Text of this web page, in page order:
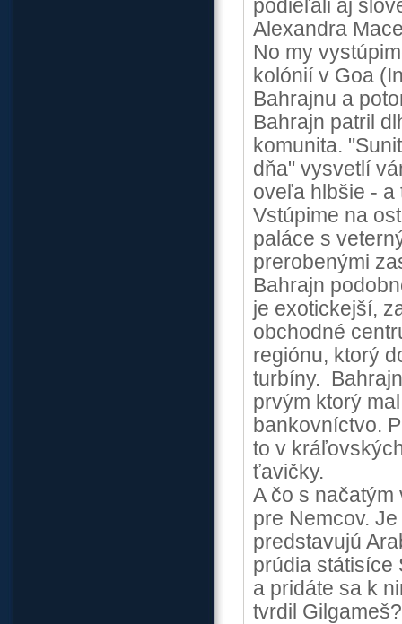
podieľali aj
Alexandra
No my
kolónií v Goa
Bahrajnu a
Bahrajn patril
komunita.
dňa" vysvetlí
oveľa hlbšie - a
Vstúpime na
paláce s
prerobenými
Bahrajn
je exotickejší,
obchodné
regiónu, ktorý
turbíny.
prvým ktorý
bankovníctvo.
to v
ťavičky.
A čo s
pre Nemcov.
predstavujú
prúdia státisíce
a pridáte sa k
tvrdil